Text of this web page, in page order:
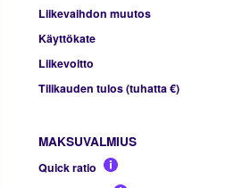
Liikevaihdon muutos
Käyttökate
Liikevoitto
Tilikauden tulos (tuhatta €)
MAKSUVALMIUS
Quick ratio